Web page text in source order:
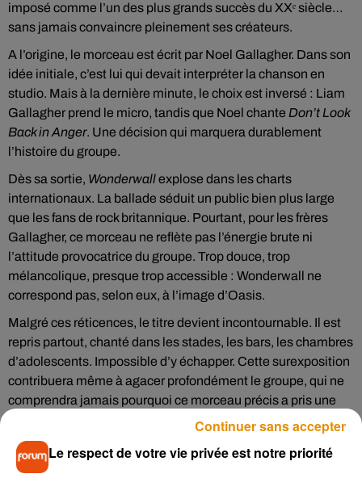
imposé comme l’un des plus grands succès du XXᵉ siècle…
sans jamais convaincre pleinement ses créateurs.
A l’origine, le morceau est écrit par Noel Gallagher. Dans son
idée initiale, c’est lui qui devait interpréter la chanson en
studio. Mais à la dernière minute, le choix est inversé : Liam
Gallagher prend le micro, tandis que Noel chante Don’t Look
Back in Anger. Une décision qui marquera durablement
l’histoire du groupe.
Dès sa sortie, Wonderwallexplose dans les charts
internationaux. La ballade séduit un public bien plus large
que les fans de rock britannique. Pourtant, pour les frères
Gallagher, ce morceau ne reflète pas l’énergie brute ni
l’attitude provocatrice du groupe. Trop douce, trop
mélancolique, presque trop accessible : Wonderwall ne
correspond pas, selon eux, à l’image d’Oasis.
Malgré ces réticences, le titre devient incontournable. Il est
repris partout, chanté dans les stades, les bars, les chambres
d’adolescents. Impossible d’y échapper. Cette surexposition
contribuera même à agacer profondément le groupe, qui ne
comprendra jamais pourquoi ce morceau précis a pris une
Le mystère entoure aussi le sens de la chanson. Le titre
Wonderwall
Le respect de votre vie privée est notre priorité
Continuer sans accepter